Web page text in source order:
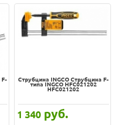
F- Струбцина INGCO Струбцина F-
типа INGCO HFC021202
HFC021202
1 340 руб.